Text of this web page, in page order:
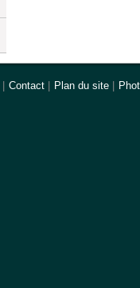
Contact Plan du site